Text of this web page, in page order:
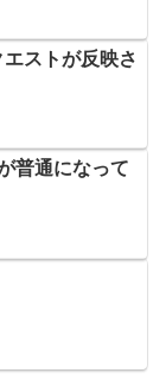
エストが反映さ
普通になって